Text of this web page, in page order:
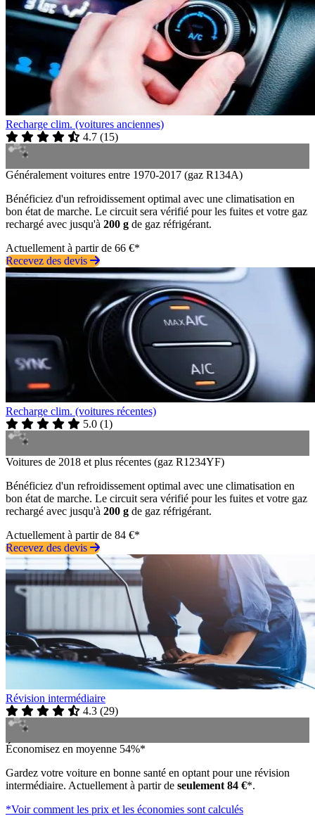
Recharge clim. (voitures anciennes)
4.7 (15)
Généralement voitures entre 1970-2017 (gaz R134A)
Bénéficiez d'un refroidissement optimal avec une climatisation en
bon état de marche. Le circuit sera vérifié pour les fuites et votre gaz
rechargé avec jusqu'à 200 g de gaz réfrigérant.
Actuellement à partir de 66 €*
Recevez des devis
Recharge clim. (voitures récentes)
5.0 (1)
Voitures de 2018 et plus récentes (gaz R1234YF)
Bénéficiez d'un refroidissement optimal avec une climatisation en
bon état de marche. Le circuit sera vérifié pour les fuites et votre gaz
rechargé avec jusqu'à 200 g de gaz réfrigérant.
Actuellement à partir de 84 €*
Recevez des devis
Révision intermédiaire
4.3 (29)
Économisez en moyenne 54%*
Gardez votre voiture en bonne santé en optant pour une révision
intermédiaire. Actuellement à partir de seulement 84 €*.
*Voir comment les prix et les économies sont calculés